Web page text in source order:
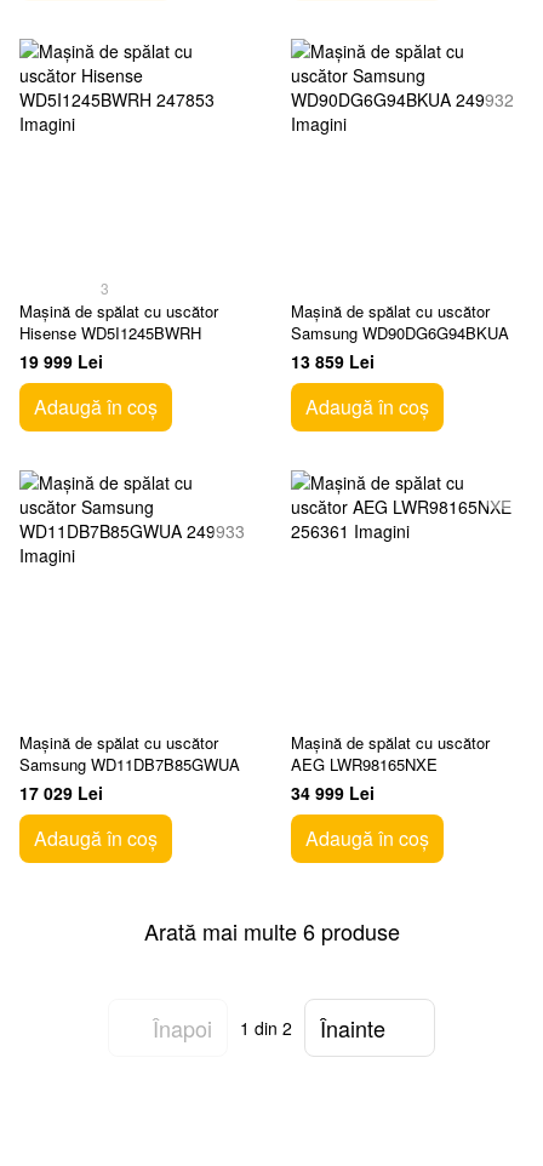
3
Mașină de spălat cu uscător
Hisense WD5I1245BWRH
19 999 Lei
Adaugă în coș
Mașină de spălat cu uscător
Samsung WD90DG6G94BKUA
13 859 Lei
Adaugă în coș
Mașină de spălat cu uscător
Samsung WD11DB7B85GWUA
17 029 Lei
Adaugă în coș
Mașină de spălat cu uscător
AEG LWR98165NXE
34 999 Lei
Adaugă în coș
Arată mai multe 6 produse
Înapoi 1 din 2 Înainte